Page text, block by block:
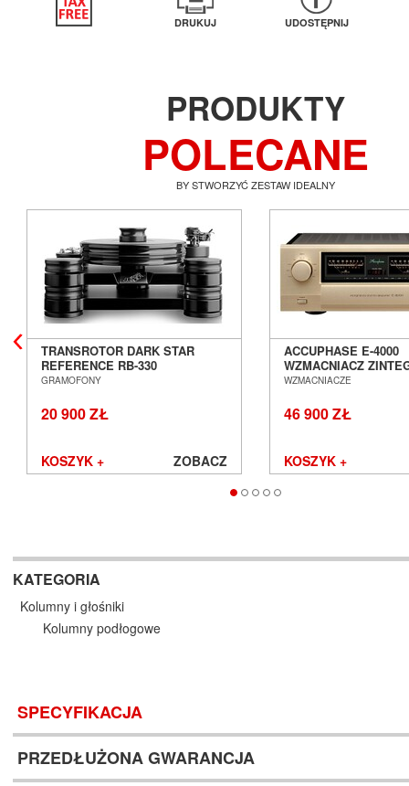
DRUKUJ UDOSTĘPNIJ
PRODUKTY
POLECANE
BY STWORZYĆ ZESTAW IDEALNY
TRANSROTOR DARK STAR
REFERENCE RB-330
GRAMOFON ANALOGOWY
GRAMOFONY
20 900 ZŁ
KOSZYK + ZOBACZ
ACCUPHASE E-4000
WZMACNIACZ
SALON POZNAŃ
WZMACNIACZE
46 900 ZŁ
KOSZYK +
KATEGORIA
Kolumny i głośniki
Kolumny podłogowe
SPECYFIKACJA
PRZEDŁUŻONA GWARANCJA